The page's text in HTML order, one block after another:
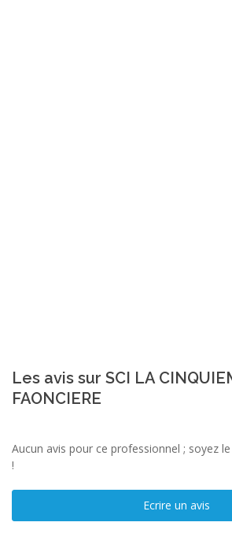
Les avis sur SCI LA
FAONCIERE
Aucun avis pour ce professionnel ; soyez
!
Ecrire un avis